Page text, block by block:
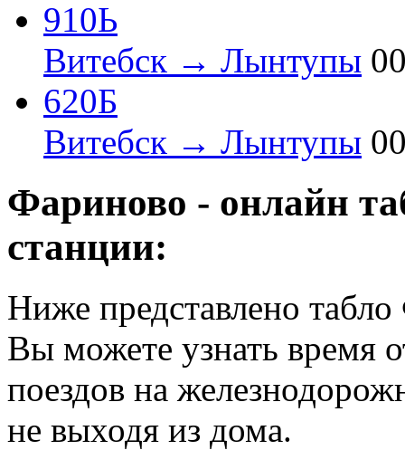
910Ь
Витебск → Лынтупы
620Б
Витебск → Лынтупы
Фариново - онлайн
станции:
Ниже представлено
Вы можете узнать время
поездов на
не выходя из дома.